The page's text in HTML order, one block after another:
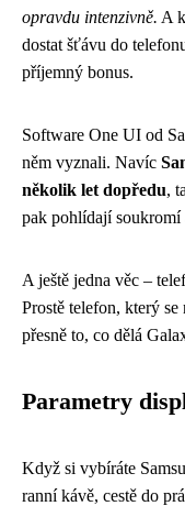
opravdu intenzivně. A
dostat šťávu do
příjemný bonus.
Software One UI od
něm vyznali. Navíc
několik let dopředu,
pak pohlídají soukromí
A ještě jedna věc –
Prostě telefon, který
přesně to, co dělá
Parametry
Když si vybíráte
ranní kávě, cestě do